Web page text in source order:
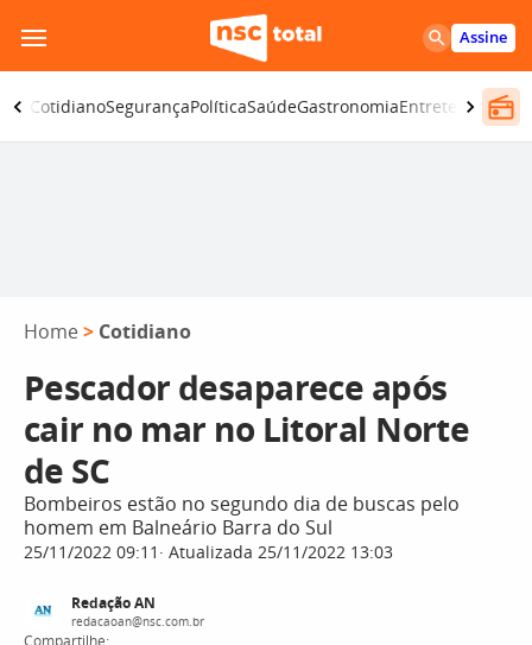
para
o
conteúdo
Assine
CotidianoSegurançaPolíticaSaúdeGastronomiaEntretenimento
Home > Cotidiano
Pescador desaparece após
cair no mar no Litoral Norte
de SC
Bombeiros estão no segundo dia de buscas pelo
homem em Balneário Barra do Sul
25/11/2022 09:11 Atualizada 25/11/2022 13:03
Redação AN
redacaoan@nsc.com.br
Compartilhe: